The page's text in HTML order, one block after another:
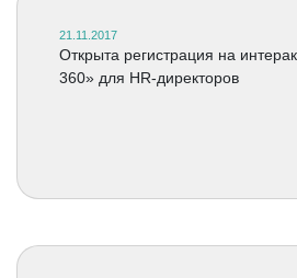
21.11.2017
Открыта регистрация на
360» для HR-директоров